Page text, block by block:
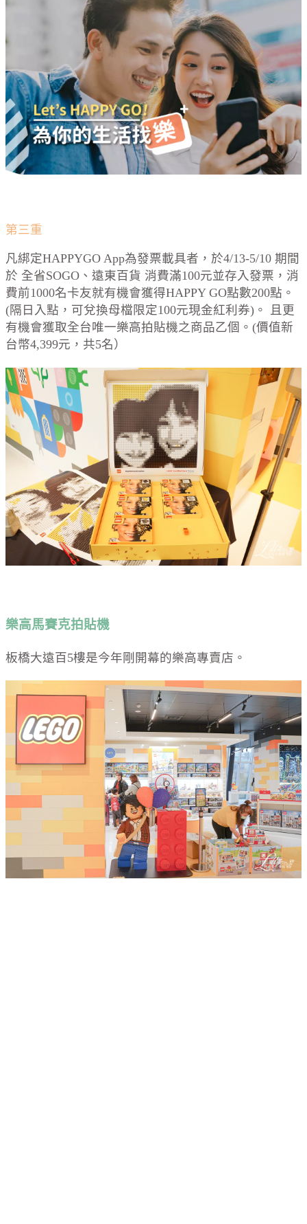
第三重
凡綁定HAPPYGO App為發票載具者，於4/13-5/10 期間
於 全省SOGO、遠東百貨 消費滿100元並存入發票，消
費前1000名卡友就有機會獲得HAPPY GO點數200點。
(隔日入點，可兌換母檔限定100元現金紅利券)。 且更
有機會獲取全台唯一樂高拍貼機之商品乙個。(價值新
台幣4,399元，共5名）
樂高馬賽克拍貼機
板橋大遠百5樓是今年剛開幕的樂高專賣店。